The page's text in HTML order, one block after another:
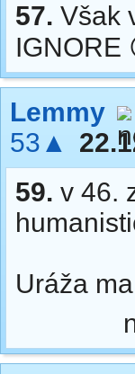
57. Však
IGNORE
Lemmy
53▲
59. v 46.
Uráža